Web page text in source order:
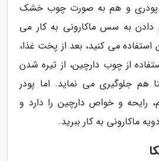
پودری و هم به صورت چوب خشک
به سس ماکارونی به کار می
استفاده می کنید، بعد از پخت غذا،
از چوب دارچین، از تیره شدن
هم جلوگیری می نماید. اما پودر
رایحه و خواص دارچین را دارد و
ماکارونی به کار ببرید.